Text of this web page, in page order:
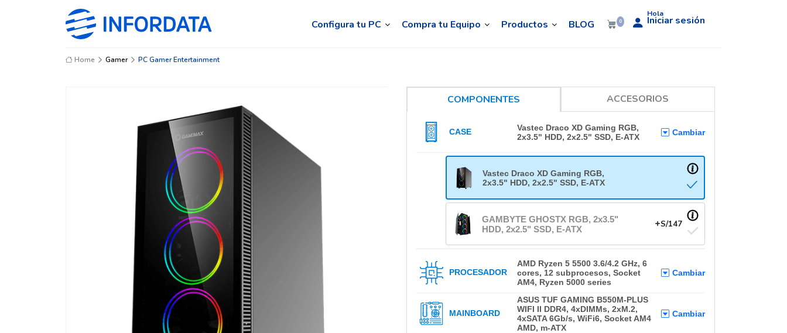
Configura tu PC Compra tu Equipo Productos BLOG 0
Hola
Iniciar sesión
Home Gamer PC Gamer Entertainment
COMPONENTES ACCESORIOS
CASE
Vastec Draco XD Gaming RGB,
2x3.5" HDD, 2x2.5" SSD, E-ATX
Cambiar
Vastec Draco XD Gaming RGB,
2x3.5" HDD, 2x2.5" SSD, E-ATX
GAMBYTE GHOSTX RGB, 2x3.5"
HDD, 2x2.5" SSD, E-ATX
+S/147
PROCESADOR
AMD Ryzen 5 5500 3.6/4.2 GHz, 6
cores, 12 subprocesos, Socket
AM4, Ryzen 5000 series
Cambiar
MAINBOARD
ASUS TUF GAMING B550M-PLUS
WIFI II DDR4, 4xDIMMs, 2xM.2,
4xSATA 6Gb/s, WiFi6, Socket AM4
AMD, m-ATX
Cambiar